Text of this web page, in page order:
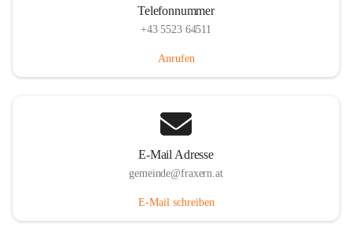
Telefonnummer
+43 5523 64511
Anrufen
E-Mail Adresse
gemeinde@fraxern.at
E-Mail schreiben